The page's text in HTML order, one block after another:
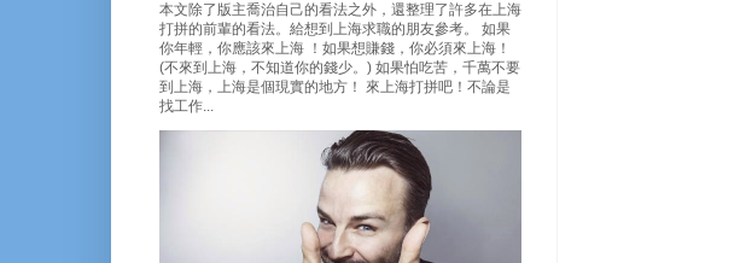
本文除了版主喬治自己的看法之外，還整理了許多在上海
打拼的前輩的看法。給想到上海求職的朋友參考。 如果
你年輕，你應該來上海 ！如果想賺錢，你必須來上海！
(不來到上海，不知道你的錢少。) 如果怕吃苦，千萬不要
到上海，上海是個現實的地方！ 來上海打拼吧！不論是
找工作...